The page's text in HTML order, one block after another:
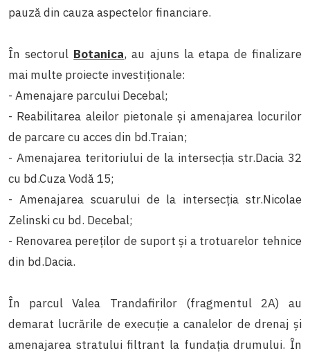
pauză din cauza aspectelor financiare.
În sectorul Botanica, au ajuns la etapa de finalizare
mai multe proiecte investiționale:
- Amenajare parcului Decebal;
- Reabilitarea aleilor pietonale și amenajarea locurilor
de parcare cu acces din bd.Traian;
- Amenajarea teritoriului de la intersecția str.Dacia 32
cu bd.Cuza Vodă 15;
- Amenajarea scuarului de la intersecția str.Nicolae
Zelinski cu bd. Decebal;
- Renovarea pereților de suport și a trotuarelor tehnice
din bd.Dacia.
În parcul Valea Trandafirilor (fragmentul 2A) au
demarat lucrările de execuție a canalelor de drenaj și
amenajarea stratului filtrant la fundația drumului. În